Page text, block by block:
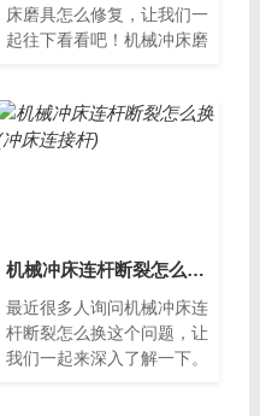
床磨具怎么修复，让我们一
起往下看看吧！机械冲床磨
中重要的组...
机械冲床连杆断裂怎么换(冲床连接杆)
最近很多人询问机械冲床连
杆断裂怎么换这个问题，让
我们一起来深入了解一下。